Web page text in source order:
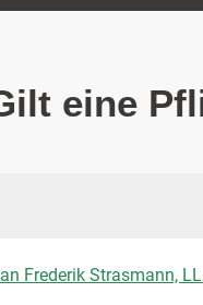
eine
Frederik Strasmann,